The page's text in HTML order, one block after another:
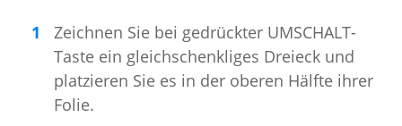
Zeichnen Sie bei gedrückter UMSCHALT-
Taste ein gleichschenkliges Dreieck und
platzieren Sie es in der oberen Hälfte ihrer
Folie.